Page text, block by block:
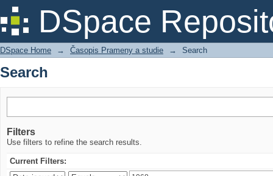
DSpace
Search
DSpace Home → Časopis Prameny a studie → Search
Search
Filters
Use filters to refine the search results.
Current Filters: